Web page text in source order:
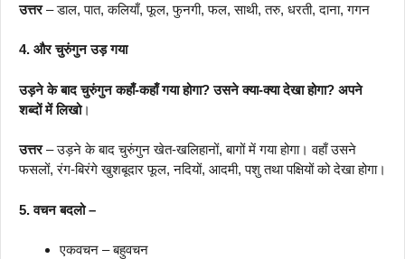
उत्तर– डाल, पात, कलियाँ, फूल, फुनगी, फल, साथी, तरु, धरती, दाना, गगन
4. और चुरुंगुन उड़ गया
उड़ने के बाद चुरुंगुन कहाँ-कहाँ गया होगा? उसने क्या-क्या देखा होगा? अपने
शब्दों में लिखो।
उत्तर– उड़ने के बाद चुरुंगुन खेत-खलिहानों, बागों में गया होगा। वहाँ उसने
फसलों, रंग-बिरंगे खुशबूदार फूल, नदियों, आदमी, पशु तथा पक्षियों को देखा होगा।
5. वचन बदलो –
एकवचन – बहुवचन